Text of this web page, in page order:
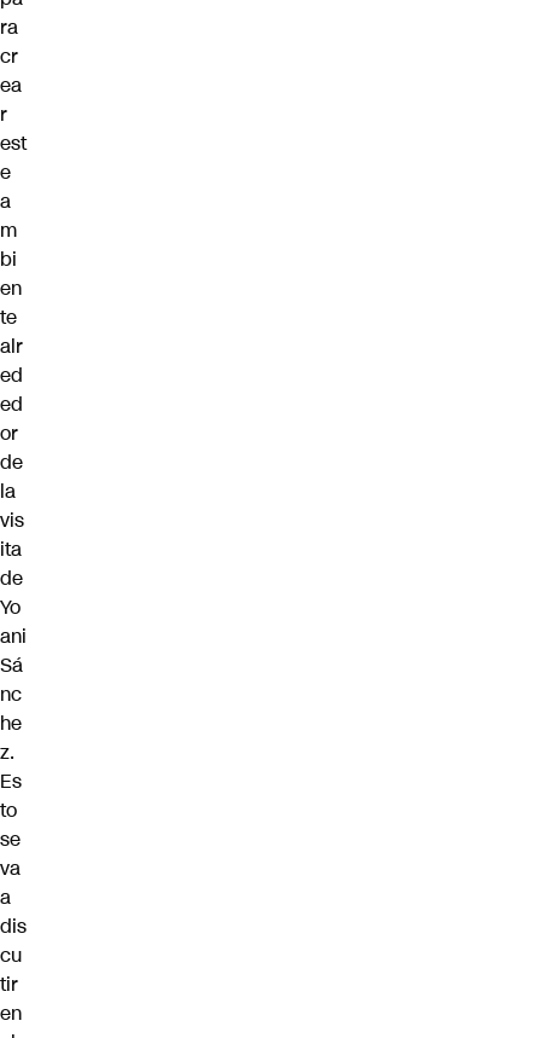
ra
cr
ea
r
est
e
a
m
bi
en
te
alr
ed
ed
or
de
la
vis
ita
de
Yo
ani
Sá
nc
he
z.
Es
to
se
va
a
dis
cu
tir
en